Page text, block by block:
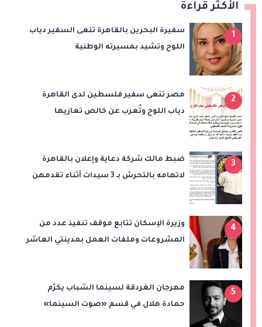
الأكثر قراءة
1
سفيرة البحرين بالقاهرة تنعى السفير دياب
اللوح وتشيد بمسيرته الوطنية
2
مصر تنعى سفير فلسطين لدى القاهرة
دياب اللوح وتُعرب عن خالص تعازيها
3
ضبط مالك شركة دعاية وإعلان بالقاهرة
لاتهامه بالتحرش بـ 3 سيدات أثناء تقدمهن
4
وزيرة الإسكان تتابع موقف تنفيذ عدد من
المشروعات وملفات العمل بمدينتي العاشر
5
مهرجان الغردقة لسينما الشباب يكرّم
حمادة هلال في قسم «صوت السينما»